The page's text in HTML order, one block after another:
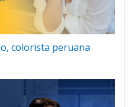
colorista peruana